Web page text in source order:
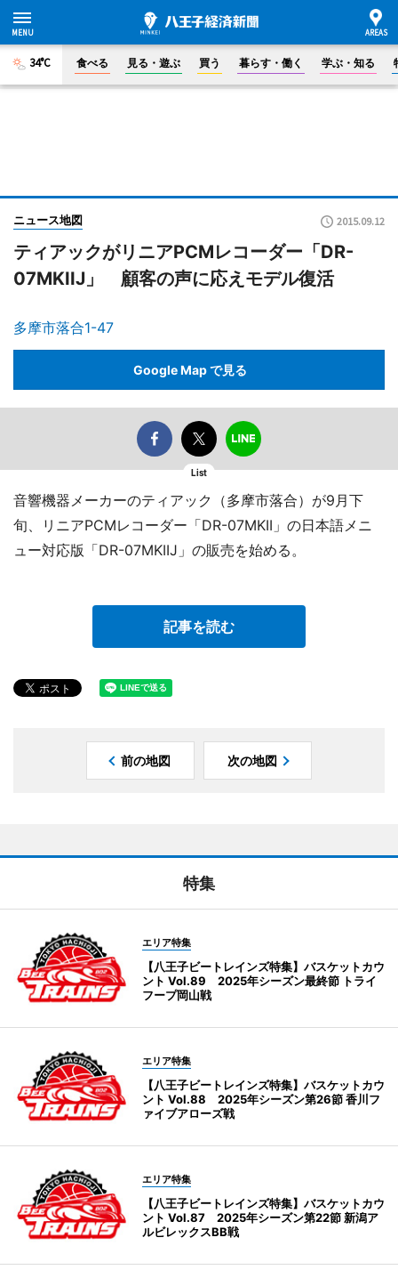
34°C 食べる 見る・遊ぶ 買う 暮らす・働く 学ぶ・知る
ニュース地図 2015.09.12
ティアックがリニアPCMレコーダー「DR-
07MKIIJ」 顧客の声に応えモデル復活
多摩市落合1-47
Google Map で見る
List
音響機器メーカーのティアック（多摩市落合）が9月下
旬、リニアPCMレコーダー「DR-07MKII」の日本語メニ
ュー対応版「DR-07MKIIJ」の販売を始める。
記事を読む
前の地図 次の地図
特集
エリア特集
【八王子ビートレインズ特集】バスケットカウ
ント Vol.89 2025年シーズン最終節 トライ
フープ岡山戦
エリア特集
【八王子ビートレインズ特集】バスケットカウ
ント Vol.88 2025年シーズン第26節 香川フ
ァイブアローズ戦
エリア特集
【八王子ビートレインズ特集】バスケットカウ
ント Vol.87 2025年シーズン第22節 新潟ア
ルビレックスBB戦